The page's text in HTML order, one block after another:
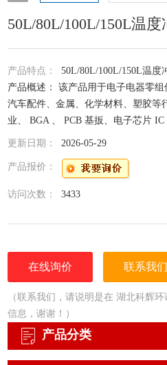
50L/80L/100L/150L温
产品特点：50L/80L/100L/150L温度
产品概述： 该产品用于电子电器零组
汽车配件、金属、化学材料、塑胶等
业、 BGA 、 PCB 基扳、电子芯片
物理牲变化 , 调试其材料对高、低温
更新日期：2026-05-29
产品报价：
访问次数：3433
在线询价 联系我们
（联系我们，请说明是在 湖北科辉
信息，谢谢！）
产品分类